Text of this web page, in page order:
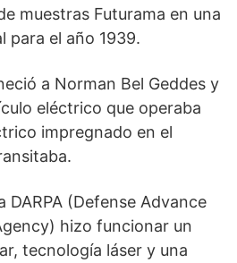
muestras Futurama en una
para el año 1939.
a Norman Bel Geddes y
eléctrico que operaba
impregnado en el
DARPA (Defense Advance
hizo funcionar un
tecnología láser y una